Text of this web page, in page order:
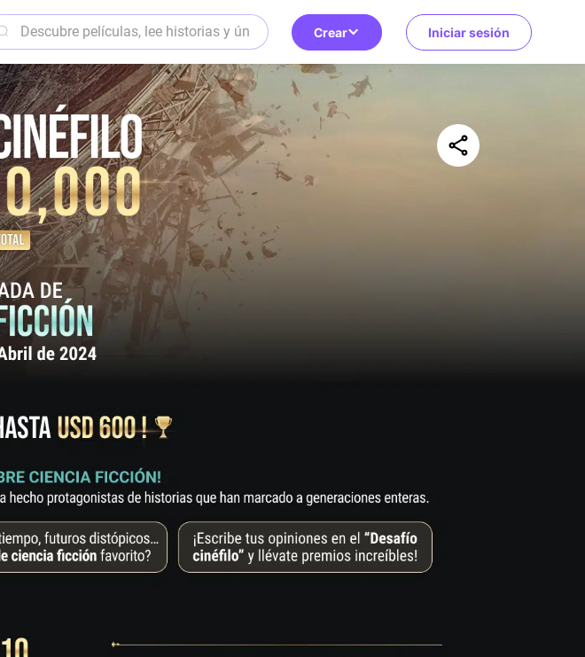
Crear Iniciar sesión